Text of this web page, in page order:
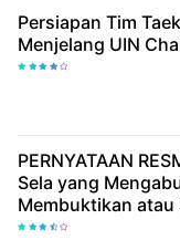
Persiapan Tim
Menjelang UIN
PERNYATAAN
Sela yang
Membuktikan atau
Meyakinkan Publik